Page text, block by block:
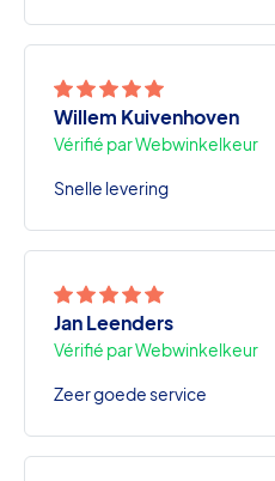
Willem Kuivenhoven
Vérifié par Webwinkelkeur
Snelle levering
Jan Leenders
Vérifié par Webwinkelkeur
Zeer goede service